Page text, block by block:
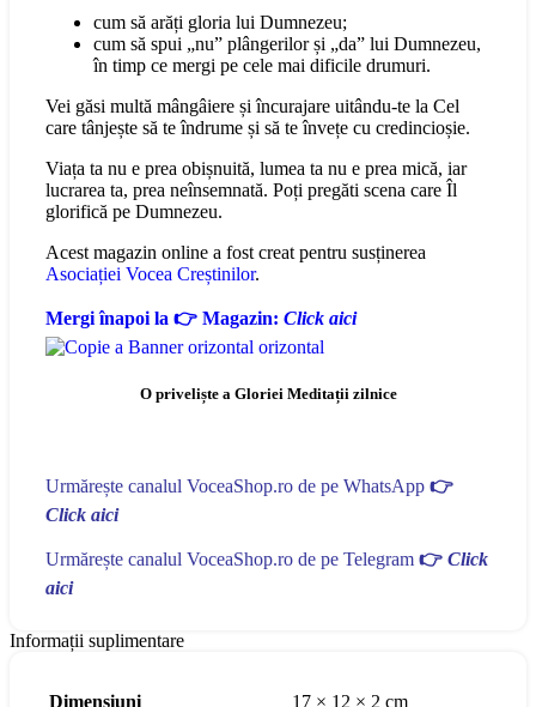
cum să arăți gloria lui Dumnezeu;
cum să spui „nu” plângerilor și „da” lui Dumnezeu,
în timp ce mergi pe cele mai dificile drumuri.
Vei găsi multă mângâiere și încurajare uitându-te la Cel
care tânjește să te îndrume și să te învețe cu credincioșie.
Viața ta nu e prea obișnuită, lumea ta nu e prea mică, iar
lucrarea ta, prea neînsemnată. Poți pregăti scena care Îl
glorifică pe Dumnezeu.
Acest magazin online a fost creat pentru susținerea
Asociației Vocea Creștinilor.
Mergi înapoi la 👉 Magazin: Click aici
O priveliște a Gloriei Meditații zilnice
Urmărește canalul VoceaShop.ro de pe WhatsApp 👉
Click aici
Urmărește canalul VoceaShop.ro de pe Telegram 👉 Click
aici
Informații suplimentare
Dimensiuni 17 × 12 × 2 cm